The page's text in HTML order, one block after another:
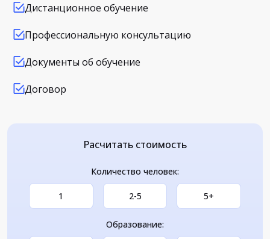
Дистанционное обучение
Профессиональную консультацию
Документы об обучение
Договор
Расчитать стоимость
Количество человек:
1 2-5 5+
Образование: